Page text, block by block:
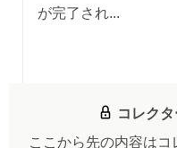
が完了され...
コレク
ここから先の内容は